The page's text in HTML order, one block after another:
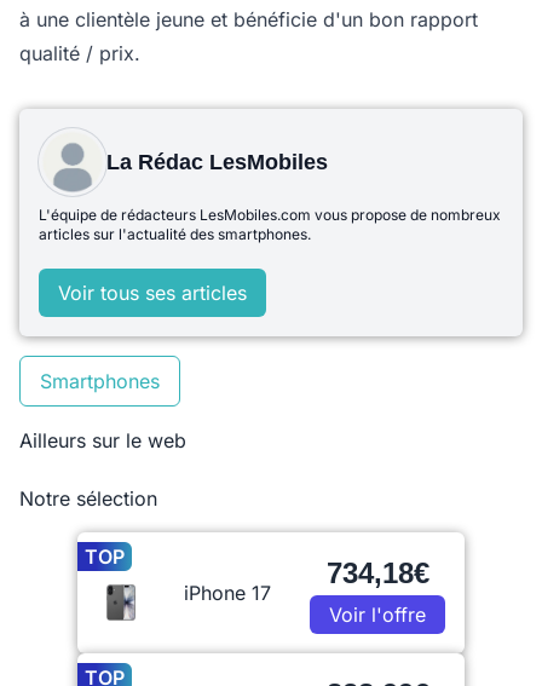
à une clientèle jeune et bénéficie d'un bon rapport
qualité / prix.
La Rédac LesMobiles
L'équipe de rédacteurs LesMobiles.com vous propose de nombreux
articles sur l'actualité des smartphones.
Voir tous ses articles
Smartphones
Ailleurs sur le web
Notre sélection
TOP
iPhone 17
734,18€
Voir l'offre
TOP